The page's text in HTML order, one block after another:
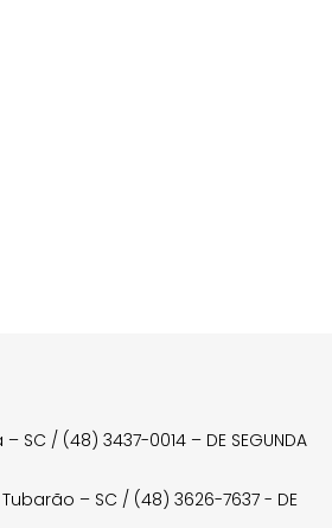
SC / (48) 3437-0014 – DE SEGUNDA
– SC / (48) 3626-7637 - DE